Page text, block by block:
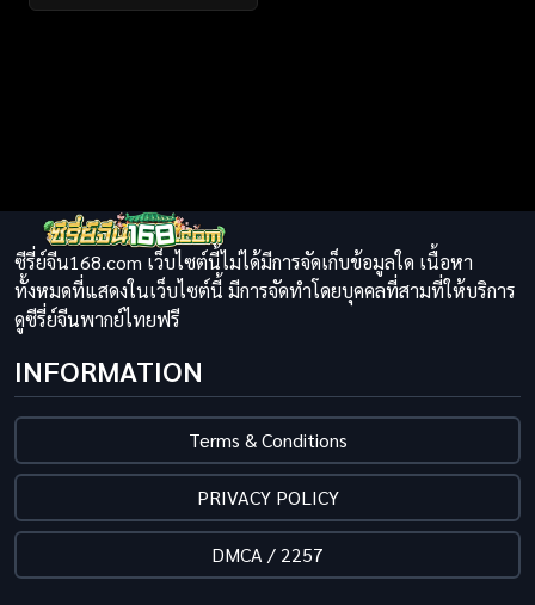
ซีรี่ย์จีน168.com เว็บไซต์นี้ไม่ได้มีการจัดเก็บข้อมูลใด เนื้อหา
ทั้งหมดที่แสดงในเว็บไซต์นี้ มีการจัดทำโดยบุคคลที่สามที่ให้บริการ
ดูซีรี่ย์จีนพากย์ไทยฟรี
INFORMATION
Terms & Conditions
PRIVACY POLICY
DMCA / 2257